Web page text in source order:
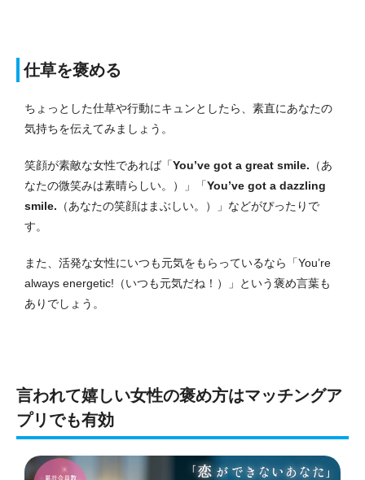
仕草を褒める
ちょっとした仕草や行動にキュンとしたら、素直にあなたの
気持ちを伝えてみましょう。
笑顔が素敵な女性であれば「You’ve got a great smile. （あ
なたの微笑みは素晴らしい。）」「You’ve got a dazzling
smile. （あなたの笑顔はまぶしい。）」などがぴったりで
す。
また、活発な女性にいつも元気をもらっているなら「You’re
always energetic!（いつも元気だね！）」という褒め言葉も
ありでしょう。
言われて嬉しい女性の褒め方はマッチングア
プリでも有効